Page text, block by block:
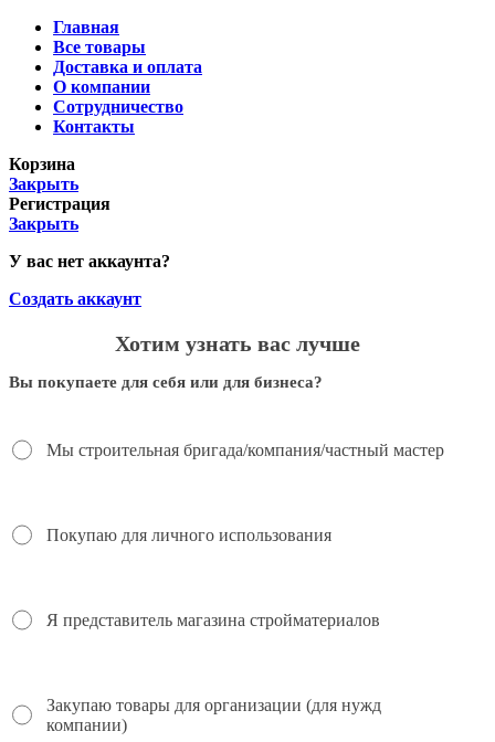
Главная
Все товары
Доставка и оплата
О компании
Сотрудничество
Контакты
Корзина
Закрыть
Регистрация
Закрыть
У вас нет аккаунта?
Создать аккаунт
Хотим узнать вас лучше
Вы покупаете для себя или для бизнеса?
Мы строительная бригада/компания/частный мастер
Покупаю для личного использования
Я представитель магазина стройматериалов
Закупаю товары для организации (для нужд
компании)